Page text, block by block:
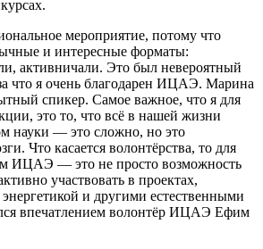
мероприятие, потому что
и интересные форматы:
активничали. Это был невероятный
что я очень благодарен ИЦАЭ. Марина
спикер. Самое важное, что я для
это то, что всё в нашей жизни
науки — это сложно, но это
Что касается волонтёрства, то для
ИЦАЭ — это не просто возможность
участвовать в проектах,
и другими естественными
впечатлением волонтёр ИЦАЭ Ефим